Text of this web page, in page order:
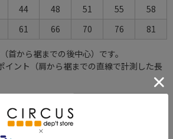
44 48 51 55
58
61 66 70 76 81
首から裾までの後中心）です。
ント（肩から裾までの直線で計測した長